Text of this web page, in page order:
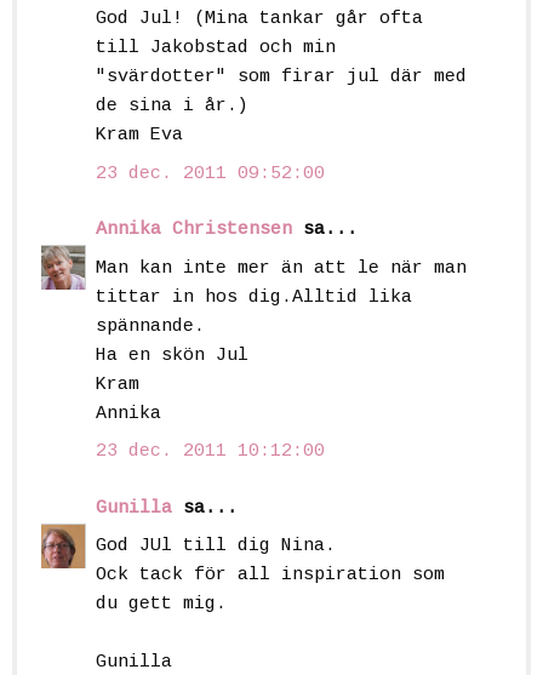
God Jul! (Mina tankar går ofta
till Jakobstad och min
"svärdotter" som firar jul där med
de sina i år.)
Kram Eva
23 dec. 2011 09:52:00
Annika Christensen sa...
Man kan inte mer än att le när man
tittar in hos dig.Alltid lika
spännande.
Ha en skön Jul
Kram
Annika
23 dec. 2011 10:12:00
Gunilla sa...
God JUl till dig Nina.
Ock tack för all inspiration som
du gett mig.
Gunilla